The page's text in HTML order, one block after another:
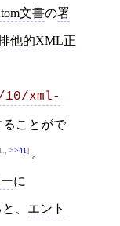
文書の署
他的XML正
10/xml-
ることがで
>>41 。
に
、 エント